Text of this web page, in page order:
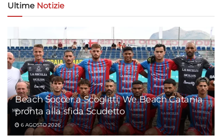
Ultime Notizie
Beach Soccer a Scoglitti, We Beach Catania
pronta alla sfida Scudetto
6 AGOSTO 2026